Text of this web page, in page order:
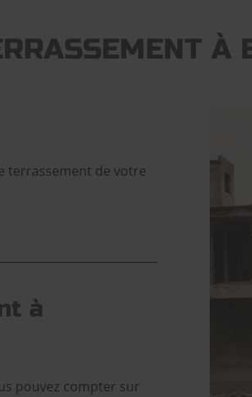
À
terrassement de votre
à
pouvez compter sur